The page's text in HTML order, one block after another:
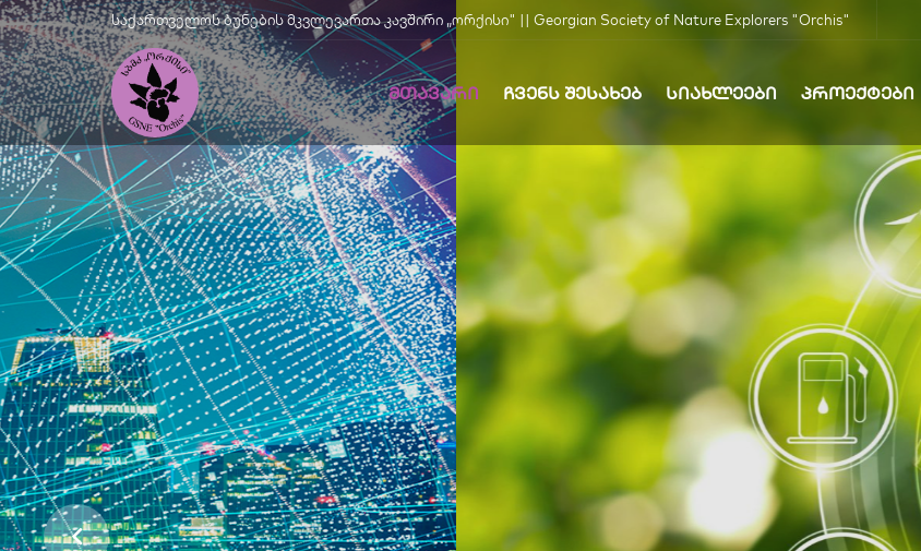
საქართველოს ბუნების მკვლევართა კავშირი „ორქისი" || Georgian Society of Nature Explorers "Orchis"
ᲛᲗᲐᲕᲐᲠᲘ ᲩᲕᲔᲜᲡ ᲨᲔᲡᲐᲮᲔᲑ ᲡᲘᲐᲮᲚᲔᲔᲑᲘ ᲞᲠᲝᲔᲥᲢᲔᲑᲘ
Მწვანე
Განვითარება